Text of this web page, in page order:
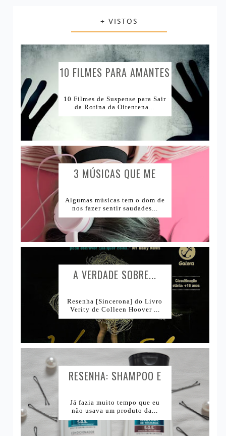
Produtos Acabados
Vida Saudável
Comprinhas
Lugares e Viagens
Lojas Internacionais
Lojas Nacionais
Livro ou Filme?
1Tema1Make
1Tema1Esmalte
+ VISTOS
10 FILMES PARA AMANTES
10 Filmes de Suspense para Sair
da Rotina da Oitentena...
3 MÚSICAS QUE ME
Algumas músicas tem o dom de
nos fazer sentir saudades...
A VERDADE SOBRE...
Resenha [Sincerona] do Livro
Verity de Colleen Hoover ...
RESENHA: SHAMPOO E
DE VITAMINAS SKALA...
Já fazia muito tempo que eu
não usava um produto da...